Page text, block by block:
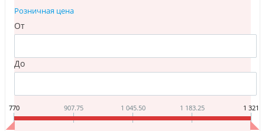
Розничная цена
От
До
770 907.75 1 045.50 1 183.25 1 321